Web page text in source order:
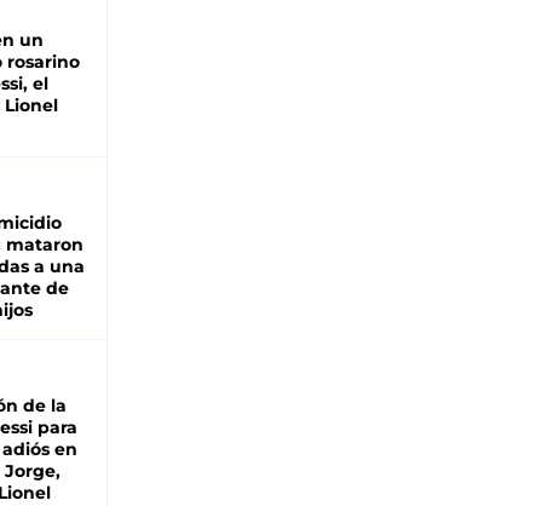
un
rosarino
el
mataron
a una
de
de la
para
en
Jorge,